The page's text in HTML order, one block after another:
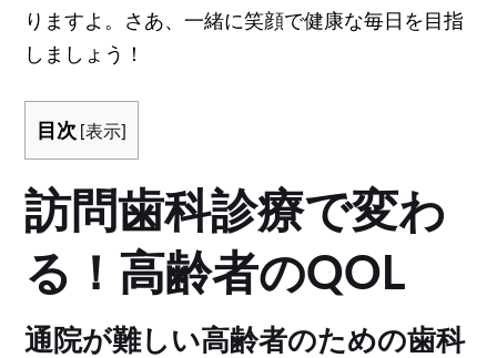
りますよ。さあ、一緒に笑顔で健康な毎日を目指
しましょう！
目次 [表示]
訪問歯科診療で変わ
る！高齢者のQOL
通院が難しい高齢者のための歯科